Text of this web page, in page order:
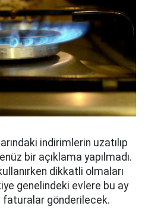
indirimlerin uzatılıp
bir açıklama yapılmadı.
dikkatli olmaları
genelindeki evlere bu ay
faturalar gönderilecek.